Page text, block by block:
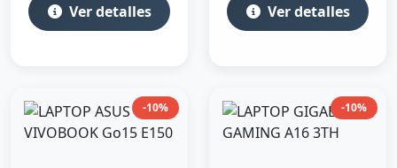
Ver detalles Ver detalles
-10% -10%